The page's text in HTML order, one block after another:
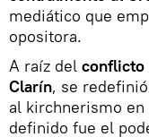
mediático que
opositora.
A raíz del conflicto
Clarín, se
al kirchnerismo en
definido fue el